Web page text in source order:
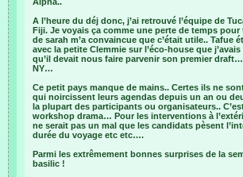
A l’heure du déj donc, j’ai retrouvé l’équipe de
Fiji. Je voyais ça comme une perte de temps
de sarah m’a convaincue que c’était utile.. Tafue
avec la petite Clemmie sur l’éco-house que
qu’il devait nous faire parvenir son premier
NY…
Ce petit pays manque de mains.. Certes ils ne
qui noircissent leurs agendas depuis un an ou
la plupart des participants ou organisateurs..
workshop drama… Pour les interventions à
ne serait pas un mal que les candidats pèsent
durée du voyage etc etc….
Parmi les extrêmement bonnes surprises de la
basilic !